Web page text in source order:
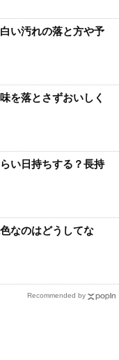
い汚れの落と方や予
を落とさずおいしく
い日持ちする？長持
なのはどうしてな
Recommended by